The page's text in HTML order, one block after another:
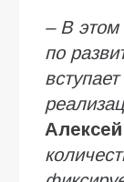
– В этом
по
Алексей